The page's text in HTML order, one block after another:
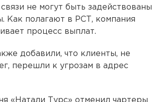
не могут быть задействованы
Как полагают в РСТ, компания
процесс выплат.
добавили, что клиенты, не
перешли к угрозам в адрес
«Натали Турс» отменил чартеры